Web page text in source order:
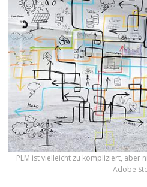
PLM ist vielleicht zu kompliziert,
Adobe